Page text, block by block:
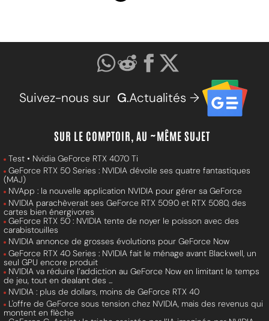
Suivez-nous sur G.Actualités →
SUR LE COMPTOIR, AU ~MÊME SUJET
Test • Nvidia GeForce RTX 4070 Ti
GeForce RTX 50 Series : NVIDIA dévoile ses quatre fantastiques
(MAJ)
NVApp : la nouvelle application NVIDIA pour gérer sa GeForce
NVIDIA parachèverait ses GeForce RTX 5090 et RTX 5080, des
cartes bien énergivores
GeForce RTX 50 : NVIDIA tente de noyer le poisson avec des
carabistouilles
NVIDIA annonce de grosses évolutions pour GeForce Now
GeForce RTX 40 Series : NVIDIA fait le ménage avant Blackwell, un
seul GPU encore produit
NVIDIA va réduire l’addiction au GeForce Now en limitant le temps
de jeu, tout en dealant des ...
NVIDIA : plus de dollars, moins de GeForce RTX 40
L'offre de GeForce sous tension chez NVIDIA, mais des revenus qui
montent en flèche